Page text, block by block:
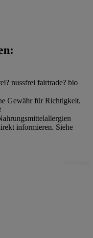
nussfrei fairtrade? bio
Gewähr für Richtigkeit,
informieren. Siehe